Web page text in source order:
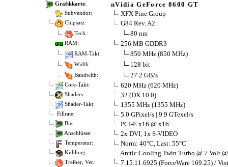
Grafikkarte: nVidia GeForce 8600 GT
Subvendor: XFX Pine Group
Chipsatz: G84 Rev. A2
Tech.: 80 nm
RAM: 256 MB GDDR3
RAM-Takt: 850 MHz (850 MHz)
Width: 128 bit
Bandwith: 27.2 GB/s
Core-Takt: 620 MHz (620 MHz)
Shaders: 32 (DX 10.0)
Shader-Takt: 1355 MHz (1355 MHz)
Fillrate: 5.0 GPixel/s | 9.9 GTexel/s
Bus: PCI-E x16 @ x16
Anschlüsse: 2x DVI, 1x S-VIDEO
Temperatur: Norm: 40°C, Last: 55°C
Kühlung: Arctic Cooling Twin Turbo @ 7 Volt
Treiber, Ver.: 7.15.11.6925 (ForceWare 169.25) /